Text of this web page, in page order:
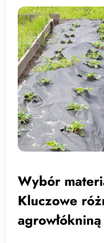
Wybór
Kluczowe